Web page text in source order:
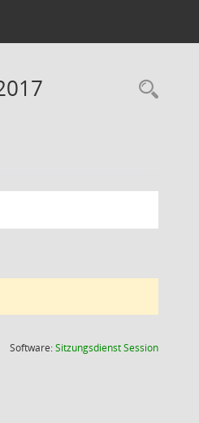
Software:SitzungsdienstSession(Wird in